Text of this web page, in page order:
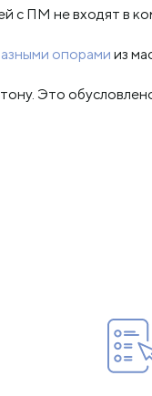
с ПМ не входят в
опорами из
Это